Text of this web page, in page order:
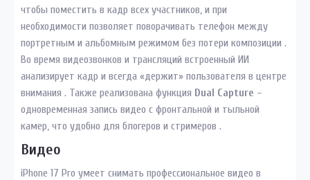
чтобы поместить в кадр всех участников, и при
необходимости позволяет поворачивать телефон между
портретным и альбомным режимом без потери композиции .
Во время видеозвонков и трансляций встроенный ИИ
анализирует кадр и всегда «держит» пользователя в центре
внимания . Также реализована функция Dual Capture –
одновременная запись видео с фронтальной и тыльной
камер, что удобно для блогеров и стримеров .
Видео
iPhone 17 Pro умеет снимать профессиональное видео в